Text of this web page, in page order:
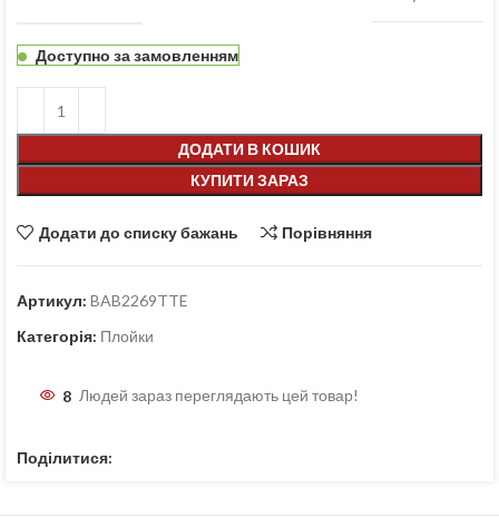
Доступно за замовленням
ДОДАТИ В КОШИК
КУПИТИ ЗАРАЗ
Додати до списку бажань Порівняння
Артикул: BAB2269TTE
Категорія: Плойки
8 Людей зараз переглядають цей товар!
Поділитися: